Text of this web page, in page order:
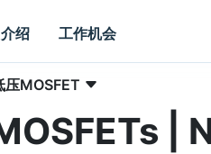
绍 工作机会
压MOSFET
|